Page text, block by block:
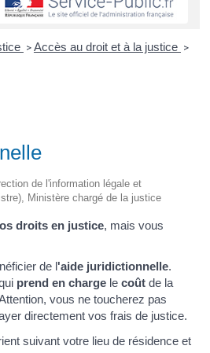
> Accès au droit et à la justice >
de l'information légale et
Ministère chargé de la justice
droits en justice, mais vous
de l'aide juridictionnelle.
prend en charge lecoût de la
vous ne toucherez pas
directement vos frais de justice.
suivant votre lieu de résidence et